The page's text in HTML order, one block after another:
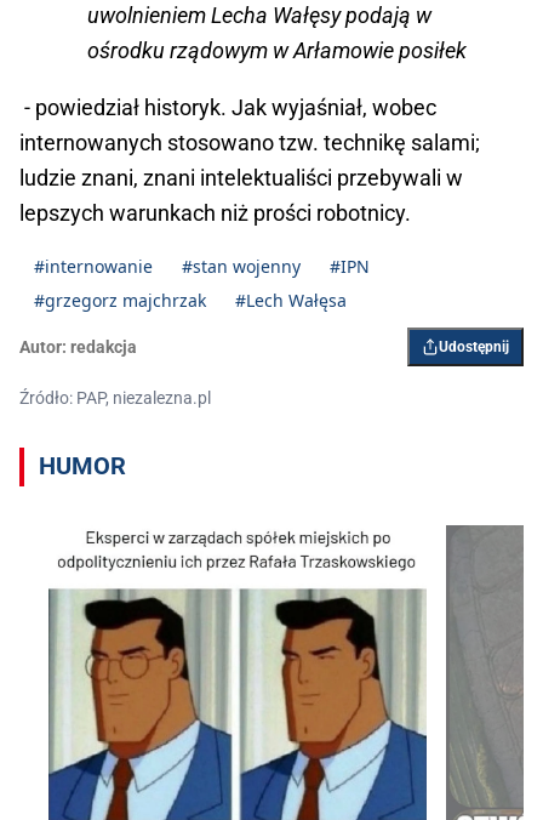
uwolnieniem Lecha Wałęsy podają w
ośrodku rządowym w Arłamowie posiłek
- powiedział historyk. Jak wyjaśniał, wobec
internowanych stosowano tzw. technikę salami;
ludzie znani, znani intelektualiści przebywali w
lepszych warunkach niż prości robotnicy.
#internowanie #stan wojenny
#IPN
#grzegorz majchrzak
#Lech Wałęsa
Autor: redakcja Udostępnij
Źródło: PAP, niezalezna.pl
HUMOR